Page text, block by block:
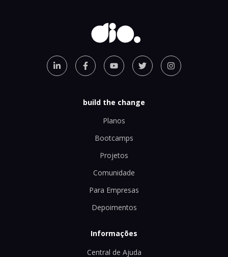
build the change
Planos
Bootcamps
Projetos
Comunidade
Para Empresas
Depoimentos
Informações
Central de Ajuda